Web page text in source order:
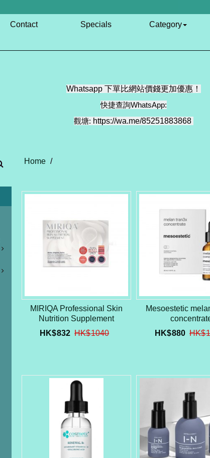
Contact Specials Category
Whatsapp 下單比網站價錢更加優惠！
快捷查詢WhatsApp:
觀塘: https://wa.me/85251883868
Home /
MIRIQA Professional Skin
Nutrition Supplement
HK$832 HK$1040
Mesoestetic
HK$880 HK$